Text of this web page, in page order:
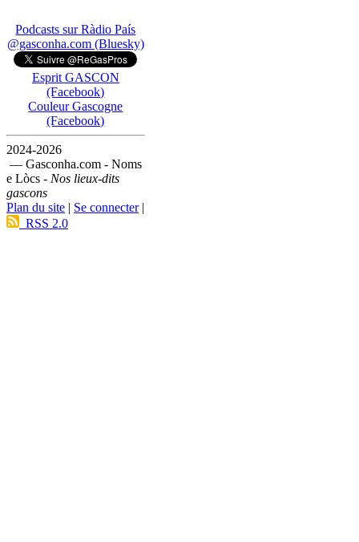
Podcasts sur Ràdio País
@gasconha.com (Bluesky)
Esprit GASCON
(Facebook)
Couleur Gascogne
(Facebook)
2024-2026
— Gasconha.com - Noms
e Lòcs - Nos lieux-dits
gascons
Plan du site | Se connecter|
RSS 2.0